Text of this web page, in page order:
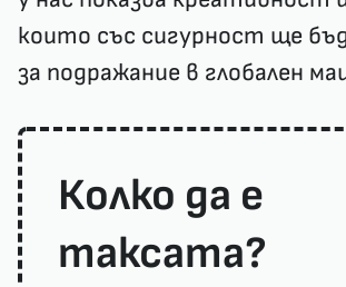
които със сигурност ще
за подражание в глобален
Колко да е
таксата?